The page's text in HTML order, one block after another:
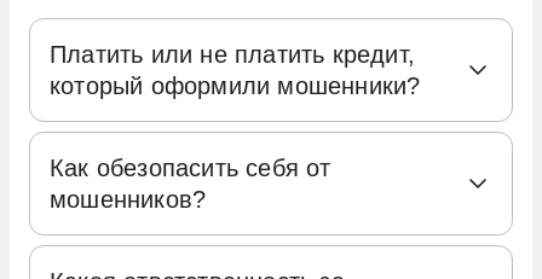
Платить или не платить кредит,
который оформили мошенники?
Когда возникает вопрос, платить или не
платить по кредиту, оформленному
мошенниками, важно учитывать
перспективы судебного разбирательства.
Как обезопасить себя от
мошенников?
Не передавайте паспорт незнакомым